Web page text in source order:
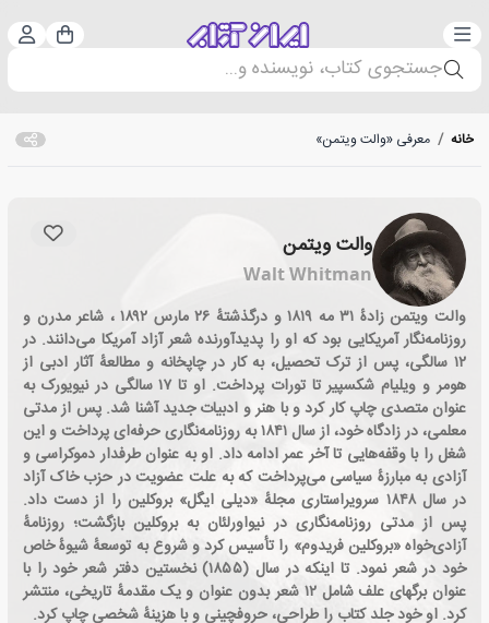
دسته‌بندی سبد
جستجوی کتاب، نویسنده و...
خانه / معرفی «والت ویتمن»
والت ویتمن
Walt Whitman
والت ویتمن ‏زادهٔ ۳۱ مه ۱۸۱۹ و درگذشتهٔ ۲۶ مارس ۱۸۹۲ ، شاعر مدرن و
روزنامه‌نگار آمریکایی بود که او را پدیدآورنده شعر آزاد آمریکا می‌دانند. در
۱۲ سالگی، پس از ترک تحصیل، به کار در چاپخانه و مطالعهٔ آثار ادبی از
هومر و ویلیام شکسپیر تا تورات پرداخت. او تا ۱۷ سالگی در نیویورک به
عنوان متصدی چاپ کار کرد و با هنر و ادبیات جدید آشنا شد. پس از مدتی
معلمی، در زادگاه خود، از سال ۱۸۴۱ به روزنامه‌نگاری حرفه‌ای پرداخت و این
شغل را با وقفه‌هایی تا آخر عمر ادامه داد. او به عنوان طرفدار دموکراسی و
آزادی به مبارزهٔ سیاسی می‌پرداخت که به علت عضویت در حزب خاک آزاد
در سال ۱۸۴۸ سرویراستاری مجلهٔ «دیلی ایگل» بروکلین را از دست داد.
پس از مدتی روزنامه‌نگاری در نیواورلئان به بروکلین بازگشت؛ روزنامهٔ
آزادی‌خواه «بروکلین فریدوم» را تأسیس کرد و شروع به توسعهٔ شیوهٔ خاص
خود در شعر نمود. تا اینکه در سال (۱۸۵۵) نخستین دفتر شعر خود را با
عنوان برگهای علف شامل ۱۲ شعر بدون عنوان و یک مقدمهٔ تاریخی، منتشر
کرد. او خود جلد کتاب را طراحی، حروفچینی و با هزینهٔ شخصی چاپ کرد.